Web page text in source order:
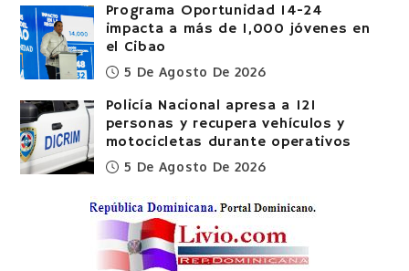
Programa Oportunidad 14-24
impacta a más de 1,000 jóvenes en
el Cibao
5 De Agosto De 2026
Policía Nacional apresa a 121
personas y recupera vehículos y
motocicletas durante operativos
5 De Agosto De 2026